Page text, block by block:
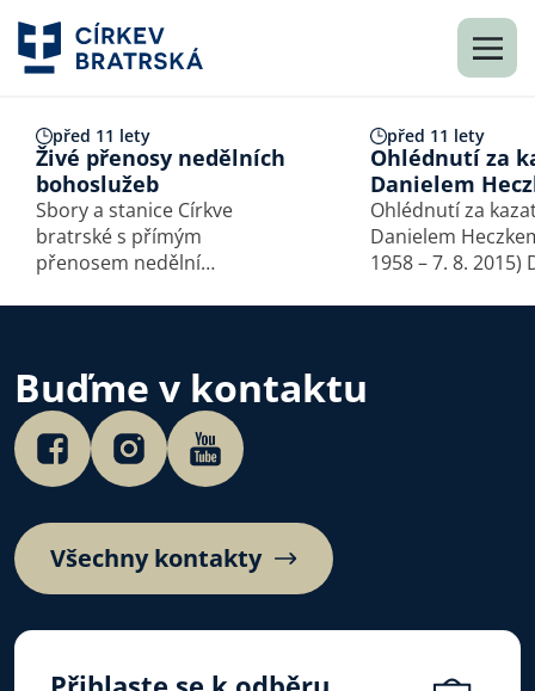
před 11 lety
Živé přenosy nedělních
bohoslužeb
Sbory a stanice Církve
bratrské s přímým
přenosem nedělní
před 11 lety
Ohlédnutí za
Danielem
Ohlédnutí za
Danielem
1958 – 7. 8. 2015) Daniel
Buďme v kontaktu
Všechny kontakty